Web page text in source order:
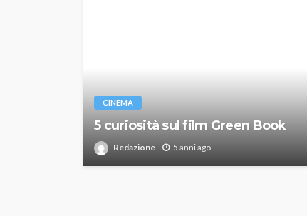
CINEMA
5 curiosità sul film Green Book
Redazione 5 anni ago